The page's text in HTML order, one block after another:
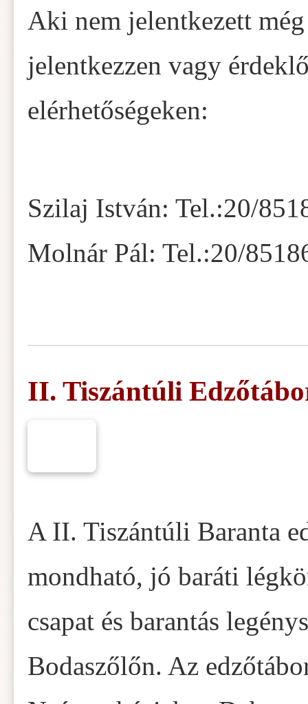
Aki nem jelentkezett
jelentkezzen vagy
elérhetőségeken:
Szilaj István: Tel.:20/
Molnár Pál: Tel.:20/
II. Tiszántúli
A II. Tiszántúli Baranta
mondható, jó baráti
csapat és barantás
Bodaszőlőn. Az